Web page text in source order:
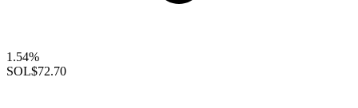
1.54%
SOL$72.70